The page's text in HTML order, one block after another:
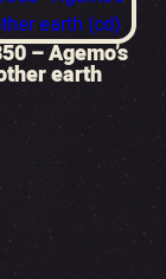
– Agemo’s
earth